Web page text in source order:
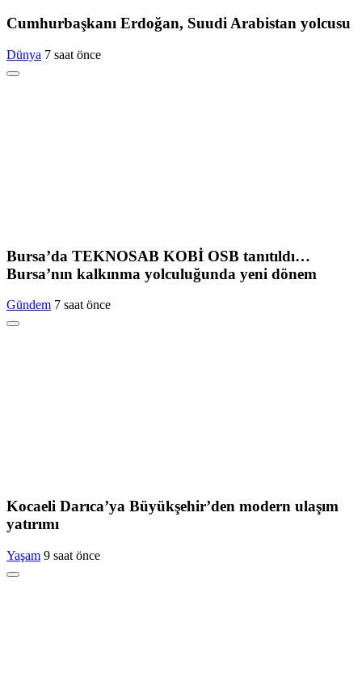
Cumhurbaşkanı Erdoğan, Suudi Arabistan yolcusu
Dünya 7 saat önce
Bursa’da TEKNOSAB KOBİ OSB tanıtıldı…
Bursa’nın kalkınma yolculuğunda yeni dönem
Gündem 7 saat önce
Kocaeli Darıca’ya Büyükşehir’den modern ulaşım
yatırımı
Yaşam 9 saat önce